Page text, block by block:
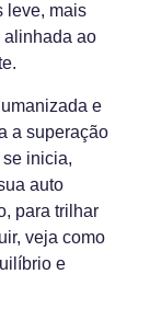
leve, mais
alinhada ao
e
a superação
inicia,
auto
para trilhar
veja como
e